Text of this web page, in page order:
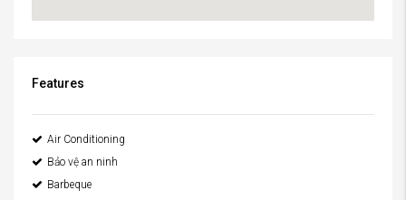
Features
Air Conditioning
Bảo vệ an ninh
Barbeque